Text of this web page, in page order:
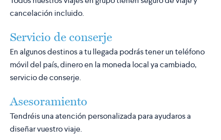
cancelación incluido.
Servicio de conserje
En algunos destinos a tu llegada podrás tener un teléfono
móvil del país, dinero en la moneda local ya cambiado,
servicio de conserje.
Asesoramiento
Tendréis una atención personalizada para ayudaros a
diseñar vuestro viaje.